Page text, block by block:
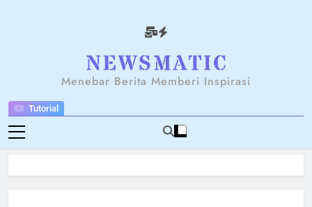
Tutorial
NEWSANTARA
Menebar Berita Memberi Inspirasi